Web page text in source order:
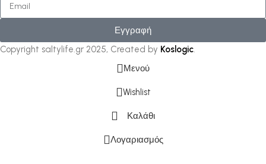
Εγγραφή
Copyright saltylife.gr 2025, Created by Koslogic.
Μενού
Wishlist
Καλάθι
Λογαριασμός